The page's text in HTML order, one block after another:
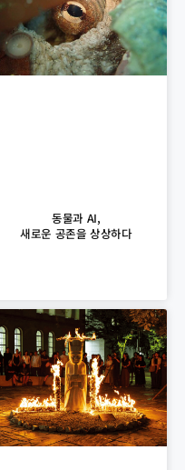
동물과 AI,
새로운 공존을 상상하다